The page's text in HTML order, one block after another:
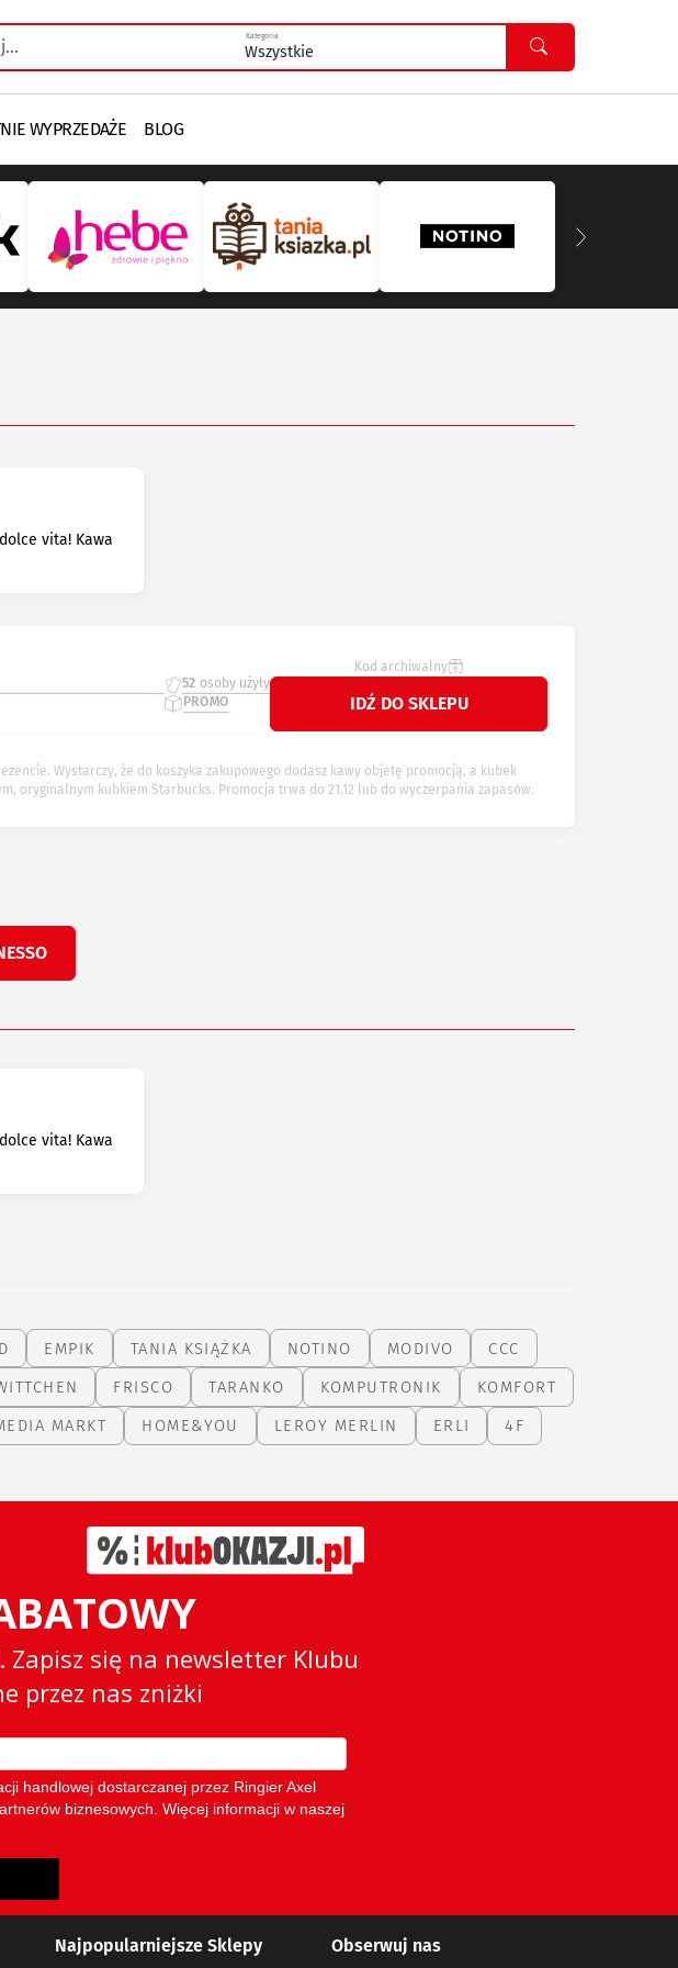
Kategoria
WYPRZEDAŻE BLOG
vita! Kawa
52 osoby użyły
PROMO
Kod archiwalny
IDŹ DO SKLEPU
Wystarczy, że do koszyka zakupowego dodasz kawy objetę promocją, a kubek
oryginalnym kubkiem Starbucks. Promocja trwa do 21.12 lub do wyczerpania zapasów.
vita! Kawa
EMPIK TANIA KSIĄŻKA NOTINO MODIVO
CCC
FRISCO TARANKO KOMPUTRONIK
KOMFORT
MARKT HOME&YOU LEROY MERLIN ERLI
4F
Najpopularniejsze Sklepy Obserwuj nas